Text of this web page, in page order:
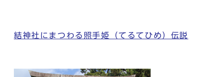
結神社にまつわる照手姫（てるてひめ）伝説